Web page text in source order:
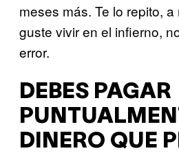
meses más. Te lo repito,
guste vivir en el infierno,
error.
DEBES PAGAR
DINERO QUE